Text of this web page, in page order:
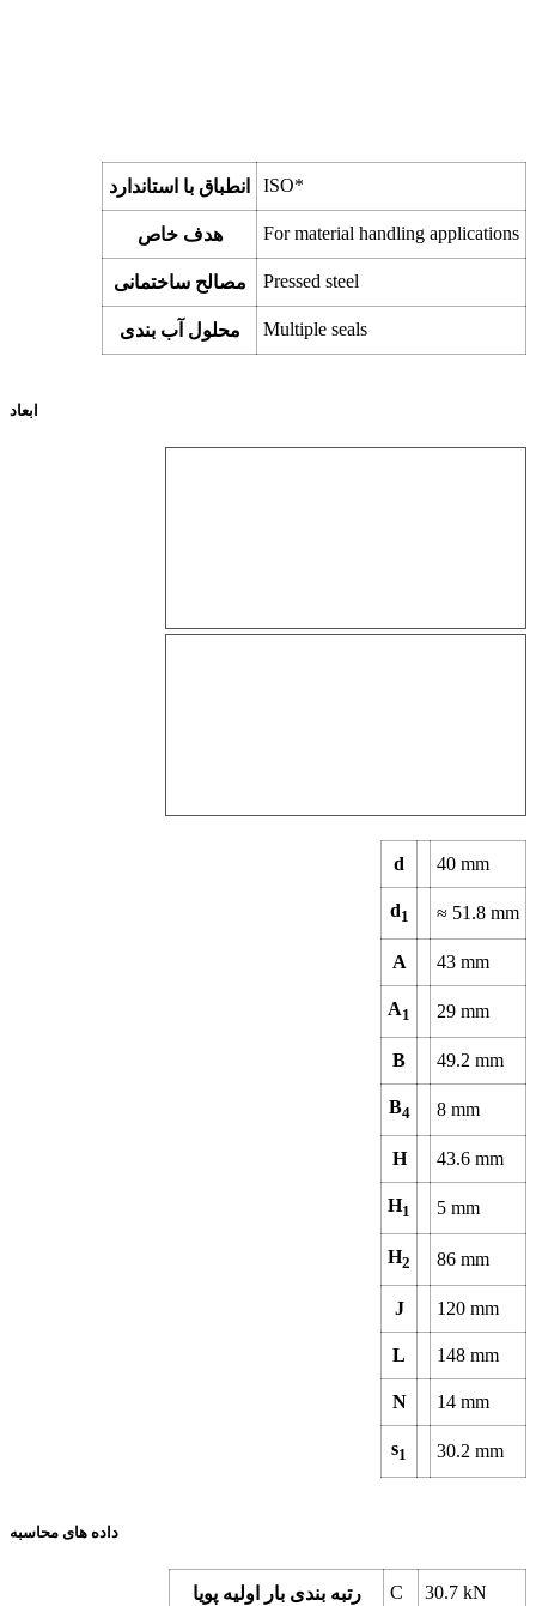
انطباق با استاندارد ISO*
هدف خاص For material handling applications
مصالح ساختمانی Pressed steel
محلول آب بندی Multiple seals
ابعاد
d 40 mm
d1 ≈ 51.8 mm
A 43 mm
A1 29 mm
B 49.2 mm
B4 8 mm
H 43.6 mm
H1 5 mm
H2 86 mm
J 120 mm
L 148 mm
N 14 mm
s1 30.2 mm
داده های محاسبه
رتبه بندی بار اولیه پویا C 30.7 kN